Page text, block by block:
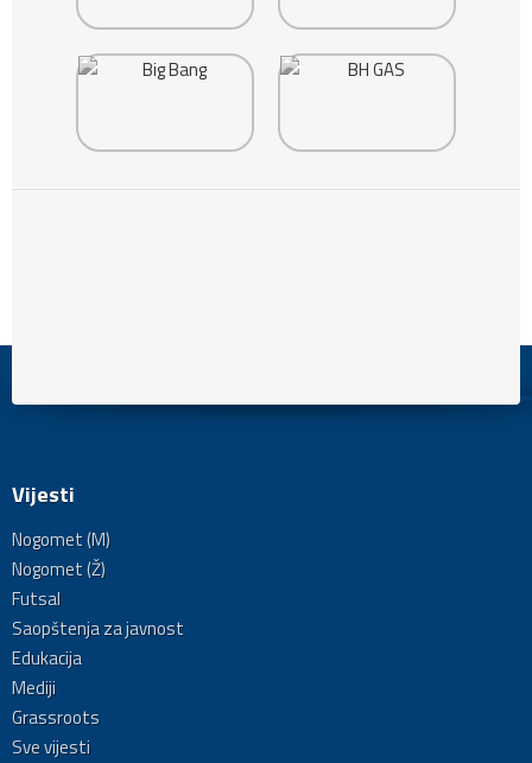
Vijesti
Nogomet (M)
Nogomet (Ž)
Futsal
Saopštenja za javnost
Edukacija
Mediji
Grassroots
Sve vijesti